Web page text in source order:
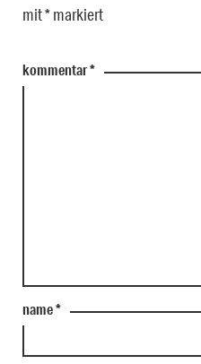
mit*markiert
kommentar*
name*